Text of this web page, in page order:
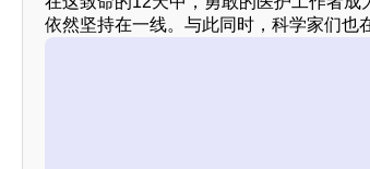
依然坚持在一线。与此同时，科学家们也